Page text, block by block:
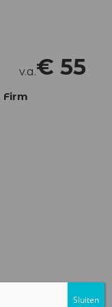
v.a.€ 55
Firm
Zacht 14cm
Zacht 14cm